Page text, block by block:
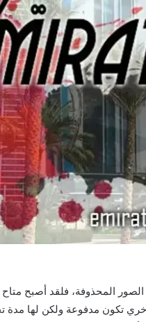
المحذوفة، فلقد أصبح متاح
تكون مدفوعة ولكن لها مدة